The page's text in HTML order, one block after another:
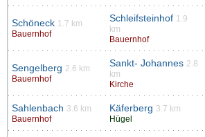
Schöneck 1.7 km
Bauernhof
Schleifsteinhof 1.9
km
Bauernhof
Sengelberg 2.6 km
Bauernhof
Sankt- Johannes 2.8
km
Kirche
Sahlenbach 3.6 km
Bauernhof
Käferberg 3.7 km
Hügel